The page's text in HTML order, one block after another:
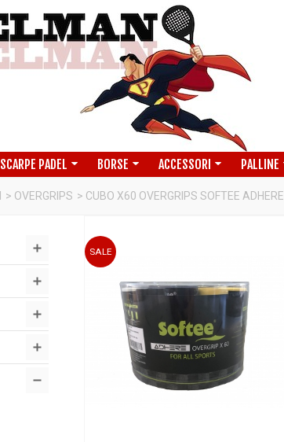
SCARPE PADEL BORSE ACCESSORI PALLINE
> OVERGRIPS > CUBO X60 OVERGRIPS SOFTEE ADHERE
SALE